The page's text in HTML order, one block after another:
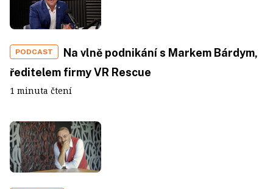
PODCAST
Na vlně podnikání s Markem Bárdym,
ředitelem firmy VR Rescue
1 minuta čtení